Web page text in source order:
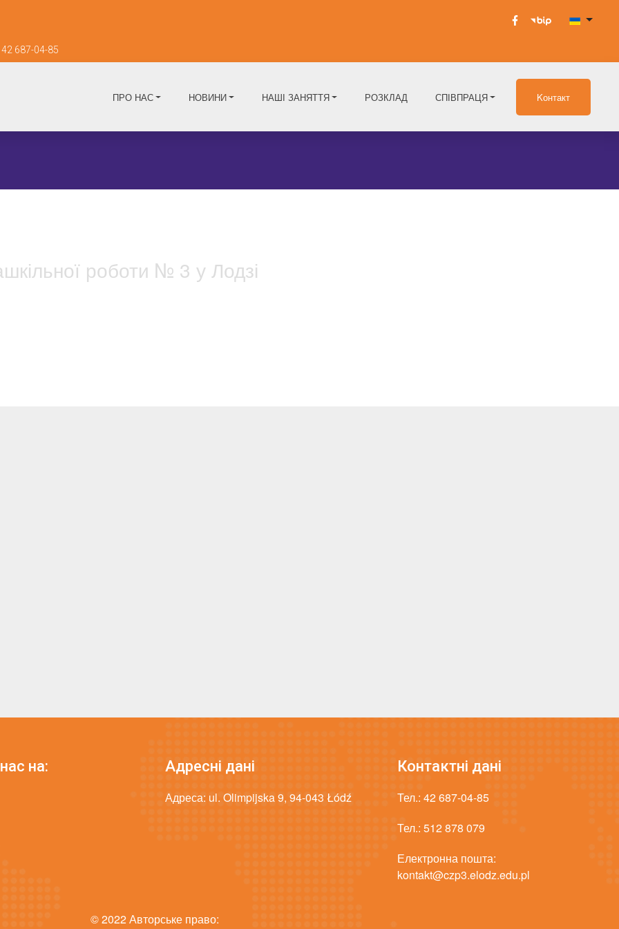
42 687-04-85
ПРО НАС НОВИНИ НАШІ ЗАНЯТТЯ РОЗКЛАД СПІВПРАЦЯ Kонтакт
роботи № 3 у Лодзі
на: Адресні дані
Адреса: ul. Olimpijska 9, 94-043 Łódź
Контактні дані
Тел.: 42 687-04-85
Тел.: 512 878 079
Електронна пошта:
kontakt@czp3.elodz.edu.pl
© 2022 Авторське право: